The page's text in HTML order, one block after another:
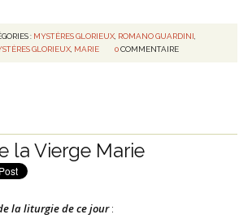
: MYSTÈRES GLORIEUX, ROMANO GUARDINI
GLORIEUX MARIE 0 COMMENTAIRE
la Vierge Marie
la liturgie de ce jour: